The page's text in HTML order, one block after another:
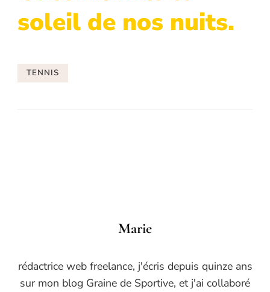
soleil de nos nuits.
TENNIS
Marie
rédactrice web freelance, j'écris depuis quinze ans
sur mon blog Graine de Sportive, et j'ai collaboré